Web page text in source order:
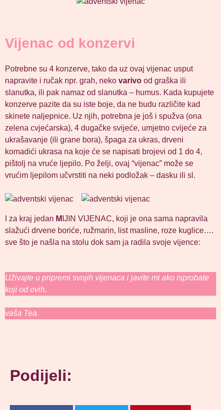
Vijenac od konzervi
Potrebne su 4 konzerve, tako da uz ovaj vijenac usput
napravite i ručak npr. grah, neko varivo od graška ili
slanutka, ili pak namaz od slanutka – humus. Kada kupujete
konzerve pazite da su iste boje, da ne budu različite kad
skinete naljepnice. Uz njih, potrebna je još i spužva (ona
zelena cvjećarska), 4 dugačke svijeće, umjetno cvijeće za
ukrašavanje (ili grane bora), špaga za ukras, drveni
komadići ukrasa na koje će se napisati brojevi od 1 do 4,
pištolj na vruće ljepilo. Po želji, ovaj “vijenac” može se
vrućim ljepilom učvrstiti na neki podložak – dasku ili sl.
I za kraj jedan M IJIN VIJENAC, koji je ona sama napravila
slažući drvene boriće, ružmarin, list masline, roze kuglice….
sve što je našla na stolu dok sam ja radila svoje vijence:
Uživajte u pripremi svojih vijenaca i javite mi ako isprobate
koji od ovih,
vaša Tea
Podijeli: